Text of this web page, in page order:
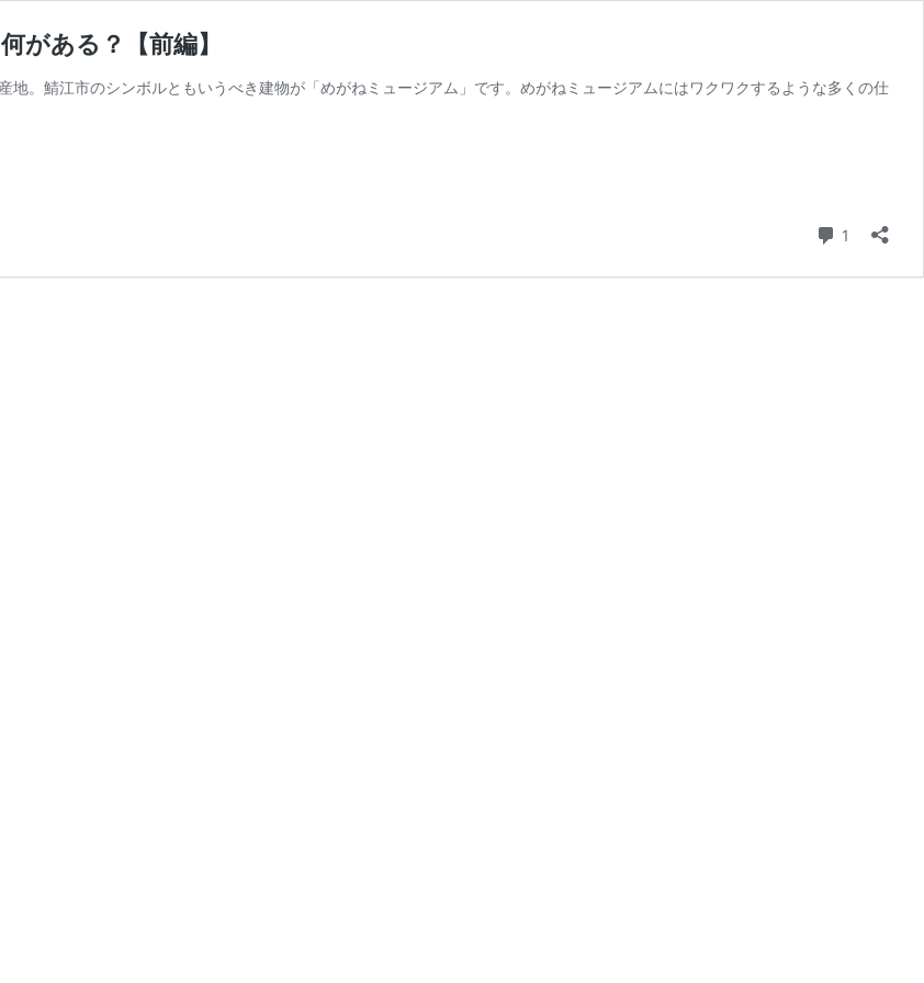
がある？【前編】
地。鯖江市のシンボルともいうべき建物が「めがねミュージアム」です。めがねミュージアムにはワクワクするような多くの仕
1 コメント